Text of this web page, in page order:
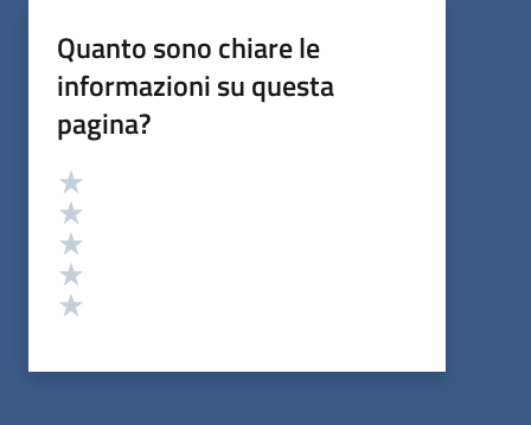
Quanto sono chiare le
informazioni su questa
pagina?
Valutazione